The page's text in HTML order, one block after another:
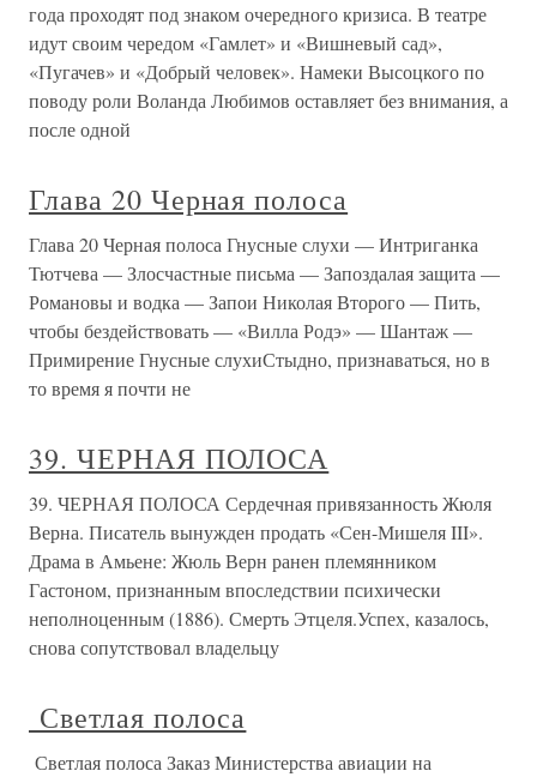
года проходят под знаком очередного кризиса. В театре
идут своим чередом «Гамлет» и «Вишневый сад»,
«Пугачев» и «Добрый человек». Намеки Высоцкого по
поводу роли Воланда Любимов оставляет без внимания, а
после одной
Глава 20 Черная полоса
Глава 20 Черная полоса Гнусные слухи — Интриганка
Тютчева — Злосчастные письма — Запоздалая защита —
Романовы и водка — Запои Николая Второго — Пить,
чтобы бездействовать — «Вилла Родэ» — Шантаж —
Примирение Гнусные слухиСтыдно, признаваться, но в
то время я почти не
39. ЧЕРНАЯ ПОЛОСА
39. ЧЕРНАЯ ПОЛОСА Сердечная привязанность Жюля
Верна. Писатель вынужден продать «Сен-Мишеля III».
Драма в Амьене: Жюль Верн ранен племянником
Гастоном, признанным впоследствии психически
неполноценным (1886). Смерть Этцеля.Успех, казалось,
снова сопутствовал владельцу
Светлая полоса
Светлая полоса Заказ Министерства авиации на